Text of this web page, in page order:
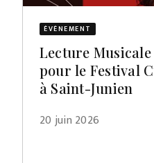
ÉVÈNEMENT
Lecture
pour le Festival
à Saint-Junien
20 juin 2026